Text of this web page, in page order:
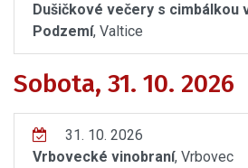
Dušičkové večery s cimbálkou
Podzemí, Valtice
Sobota, 31. 10. 2026
31. 10. 2026
Vrbovecké vinobraní, Vrbovec